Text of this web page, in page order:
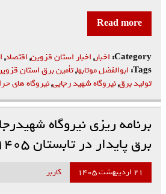
Read more
Category: اخبار,اخبار استان قزوین,اقتصاد,
Tags: ابوالفضل موتابها,تأمین برق استان
تولید برق,نیروگاه شهید رجایی,نیروگاه های
برنامه ریزی نیروگاه
برق پایدار در تابستان ۱۴۰۵
۲۱ اردیبهشت ۱۴۰۵ کاربر